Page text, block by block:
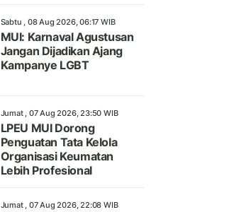
Sabtu , 08 Aug 2026, 06:17 WIB
MUI: Karnaval Agustusan
Jangan Dijadikan Ajang
Kampanye LGBT
Jumat , 07 Aug 2026, 23:50 WIB
LPEU MUI Dorong
Penguatan Tata Kelola
Organisasi Keumatan
Lebih Profesional
Jumat , 07 Aug 2026, 22:08 WIB